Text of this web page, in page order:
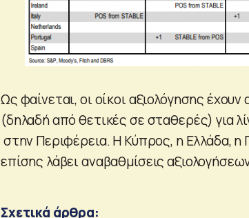
Ως φαίνεται, οι οίκοι αξιολόγησης
(δηλαδή από θετικές σε σταθερές) για
στην Περιφέρεια. Η Κύπρος, η Ελλάδα, η
επίσης λάβει αναβαθμίσεις
Σχετικά άρθρα: